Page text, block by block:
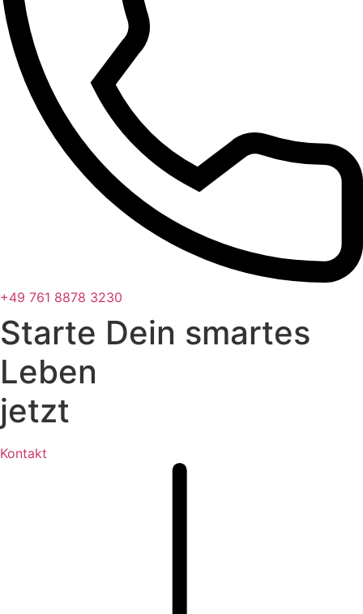
+49 761 8878 3230
Starte Dein smartes
Leben
jetzt
Kontakt